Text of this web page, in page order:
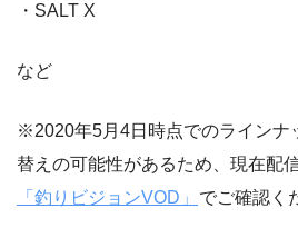
・SALT X
など
※2020年5月4日時点でのラインナ
替えの可能性があるため、現在配
「釣りビジョンVOD」
でご確認く